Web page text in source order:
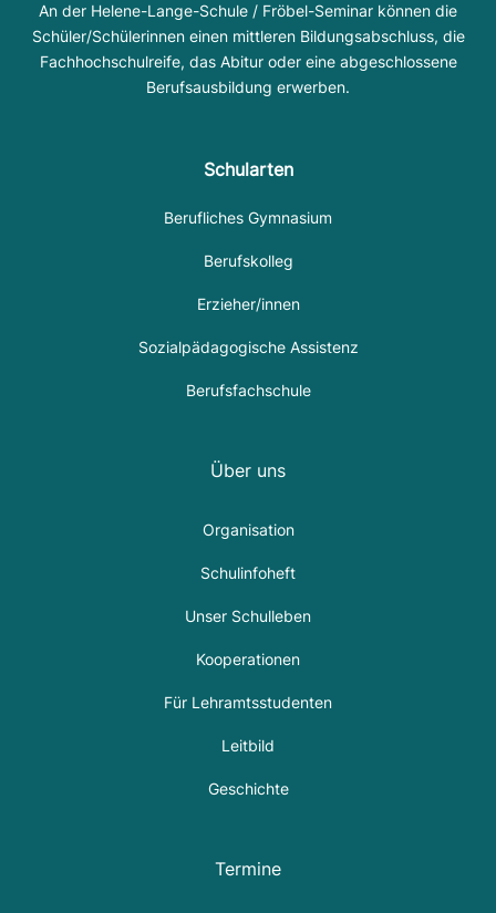
An der Helene-Lange-Schule / Fröbel-Seminar können die
Schüler/Schülerinnen einen mittleren Bildungsabschluss, die
Fachhochschulreife, das Abitur oder eine abgeschlossene
Berufsausbildung erwerben.
Schularten
Berufliches Gymnasium
Berufskolleg
Erzieher/innen
Sozialpädagogische Assistenz
Berufsfachschule
Über uns
Organisation
Schulinfoheft
Unser Schulleben
Kooperationen
Für Lehramtsstudenten
Leitbild
Geschichte
Termine